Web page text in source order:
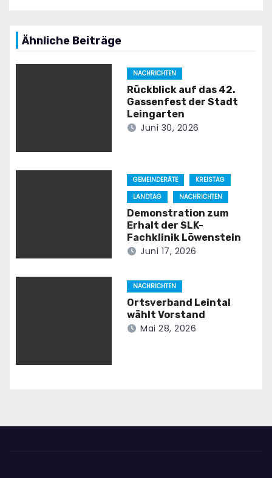
Ähnliche Beiträge
NACHRICHTEN
Rückblick auf das 42.
Gassenfest der Stadt
Leingarten
Juni 30, 2026
GEMEINDERÄTE
KREISTAG
LANDTAG
NACHRICHTEN
Demonstration zum
Erhalt der SLK-
Fachklinik Löwenstein
Juni 17, 2026
NACHRICHTEN
Ortsverband Leintal
wählt Vorstand
Mai 28, 2026